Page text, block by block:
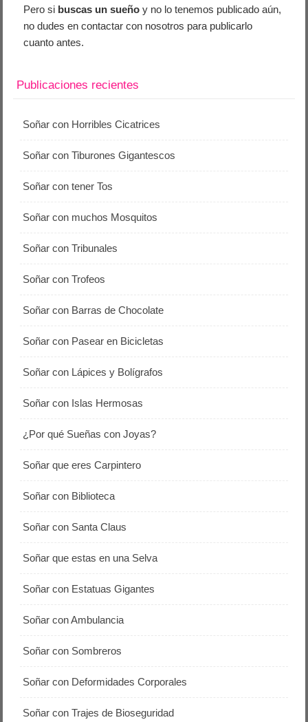
Pero si buscas un sueño y no lo tenemos publicado aún,
no dudes en contactar con nosotros para publicarlo
cuanto antes.
Publicaciones recientes
Soñar con Horribles Cicatrices
Soñar con Tiburones Gigantescos
Soñar con tener Tos
Soñar con muchos Mosquitos
Soñar con Tribunales
Soñar con Trofeos
Soñar con Barras de Chocolate
Soñar con Pasear en Bicicletas
Soñar con Lápices y Bolígrafos
Soñar con Islas Hermosas
¿Por qué Sueñas con Joyas?
Soñar que eres Carpintero
Soñar con Biblioteca
Soñar con Santa Claus
Soñar que estas en una Selva
Soñar con Estatuas Gigantes
Soñar con Ambulancia
Soñar con Sombreros
Soñar con Deformidades Corporales
Soñar con Trajes de Bioseguridad